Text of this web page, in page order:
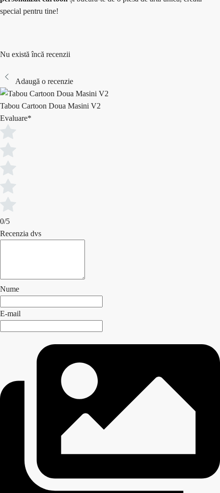
special pentru tine!
Nu există încă recenzii
Adaugă o recenzie
Tabou Cartoon Doua Masini V2
Evaluare*
0/5
Recenzia dvs
Nume
E-mail